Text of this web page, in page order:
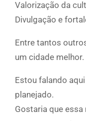
Valorização da
Divulgação e
Entre tantos
um cidade melhor.
Estou falando
planejado.
Gostaria que